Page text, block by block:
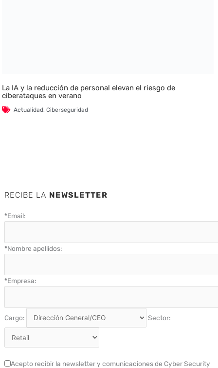
La IA y la reducción de personal elevan el riesgo de
ciberataques en verano
Actualidad,Ciberseguridad
RECIBE LA NEWSLETTER
*Email:
*Nombre apellidos:
*Empresa:
Cargo: Sector:
Acepto recibir la newsletter y comunicaciones de Cyber Security